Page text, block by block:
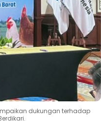
dukungan terhadap